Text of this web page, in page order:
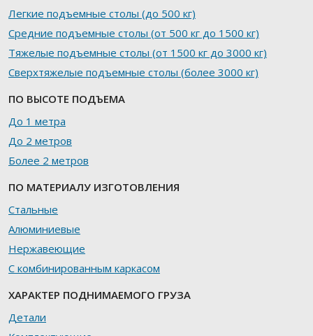
Легкие подъемные столы (до 500 кг)
Средние подъемные столы (от 500 кг до 1500 кг)
Тяжелые подъемные столы (от 1500 кг до 3000 кг)
Сверхтяжелые подъемные столы (более 3000 кг)
ПО ВЫСОТЕ ПОДЪЕМА
До 1 метра
До 2 метров
Более 2 метров
ПО МАТЕРИАЛУ ИЗГОТОВЛЕНИЯ
Стальные
Алюминиевые
Нержавеющие
С комбинированным каркасом
ХАРАКТЕР ПОДНИМАЕМОГО ГРУЗА
Детали